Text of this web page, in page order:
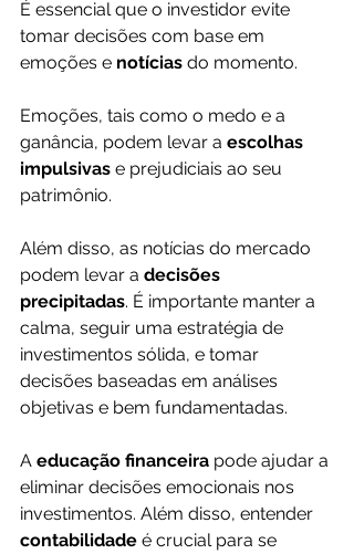
É essencial que o investidor evite
tomar decisões com base em
emoções e notícias do momento.
Emoções, tais como o medo e a
ganância, podem levar a escolhas
impulsivas e prejudiciais ao seu
patrimônio.
Além disso, as notícias do mercado
podem levar a decisões
precipitadas. É importante manter a
calma, seguir uma estratégia de
investimentos sólida, e tomar
decisões baseadas em análises
objetivas e bem fundamentadas.
A educação financeira pode ajudar a
eliminar decisões emocionais nos
investimentos. Além disso, entender
contabilidade é crucial para se